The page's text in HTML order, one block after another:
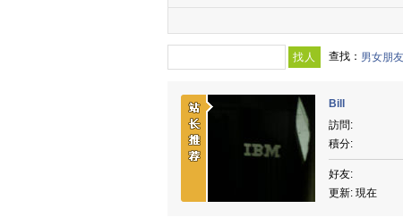
查找： 男女朋友
Bill
訪問:
積分:
好友:
更新: 現在